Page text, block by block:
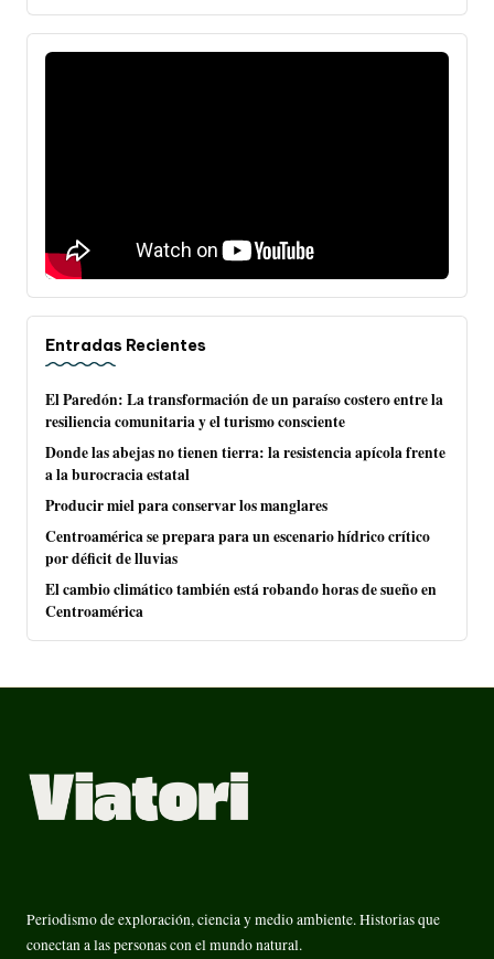
Entradas Recientes
El Paredón: La transformación de un paraíso costero entre la
resiliencia comunitaria y el turismo consciente
Donde las abejas no tienen tierra: la resistencia apícola frente
a la burocracia estatal
Producir miel para conservar los manglares
Centroamérica se prepara para un escenario hídrico crítico
por déficit de lluvias
El cambio climático también está robando horas de sueño en
Centroamérica
Periodismo de exploración, ciencia y medio ambiente. Historias que
conectan a las personas con el mundo natural.